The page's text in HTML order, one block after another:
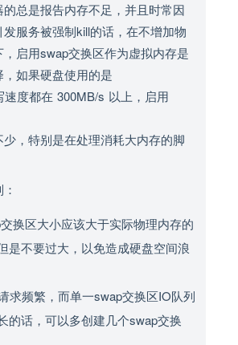
总是报告内存不足，并且时常因
服务被强制kill的话，在不增加物
启用swap交换区作为虚拟内存是
如果硬盘使用的是
速度都在 300MB/s 以上，启用
少，特别是在处理消耗大内存的脚
换区大小应该大于实际物理内存的
是不要过大，以免造成硬盘空间浪
求频繁，而单一swap交换区IO队列
的话，可以多创建几个swap交换